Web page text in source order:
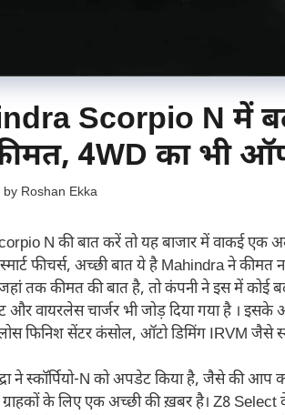
Scorpio N में बढ़
4WD का भी
by Roshan Ekka
N की बात करें तो यह बाजार में वाकई एक
फीचर्स, अच्छी बात ये है Mahindra ने
तक कीमत की बात है, तो कंपनी ने इस में कोई
और वायरलेस चार्जर भी जोड़ दिया गया है ।
फिनिश सेंटर कंसोल, ऑटो डिमिंग IRVM जैसे
ने स्कॉर्पियो-N को अपडेट किया है, जैसे की
ग्राहकों के लिए एक अच्छी की ख़बर है। Z8